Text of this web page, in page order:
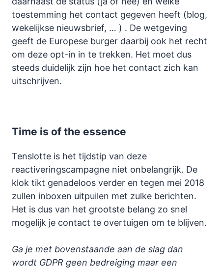
toestemming het contact gegeven heeft (blog,
wekelijkse nieuwsbrief, … ) . De wetgeving
geeft de Europese burger daarbij ook het recht
om deze opt-in in te trekken. Het moet dus
steeds duidelijk zijn hoe het contact zich kan
uitschrijven.
Time is of the essence
Tenslotte is het tijdstip van deze
reactiveringscampagne niet onbelangrijk. De
klok tikt genadeloos verder en tegen mei 2018
zullen inboxen uitpuilen met zulke berichten.
Het is dus van het grootste belang zo snel
mogelijk je contact te overtuigen om te blijven.
Ga je met bovenstaande aan de slag dan
wordt GDPR geen bedreiging maar een